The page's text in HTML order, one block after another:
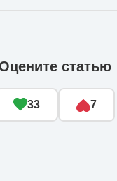
статью
33 7